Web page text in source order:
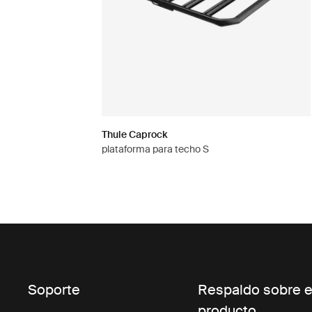
Thule Caprock
plataforma para techo S
Soporte
Respaldo sobre